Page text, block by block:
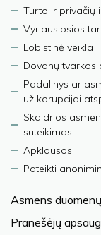
Turto ir privačių
Vyriausiosios
Lobistinė veikla
Dovanų tvarkos
Padalinys ar
už korupcijai
Skaidrios
suteikimas
Apklausos
Pateikti
Asmens
Pranešėjų